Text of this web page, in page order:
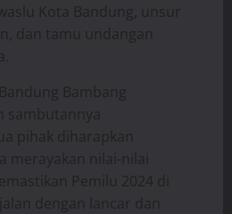
Kota Bandung, unsur
dan tamu undangan
Bambang
sambutannya
pihak diharapkan
merayakan nilai-nilai
Pemilu 2024 di
dengan lancar dan